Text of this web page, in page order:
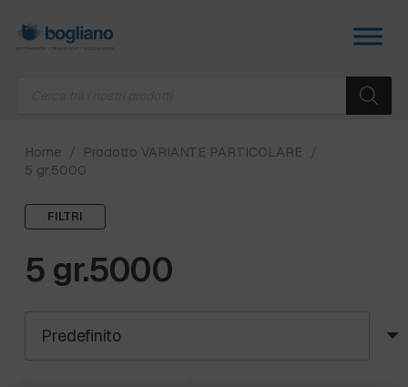
Home / Prodotto VARIANTE PARTICOLARE
/
5 gr.5000
FILTRI
5 gr.5000